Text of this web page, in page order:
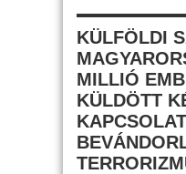
KÜLFÖLDI
MILLIÓ
KÜLDÖTT